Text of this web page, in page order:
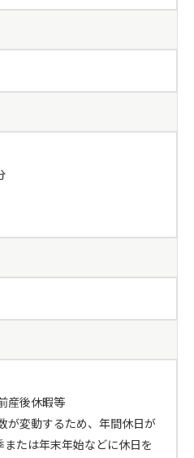
産後休暇等
が変動するため、年間休日が
たは年末年始などに休日を